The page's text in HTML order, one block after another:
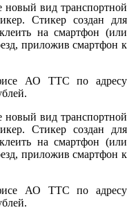
вид транспортной
Стикер создан для
на смартфон (или
приложив смартфон к
АО ТТС по адресу
вид транспортной
Стикер создан для
на смартфон (или
приложив смартфон к
АО ТТС по адресу